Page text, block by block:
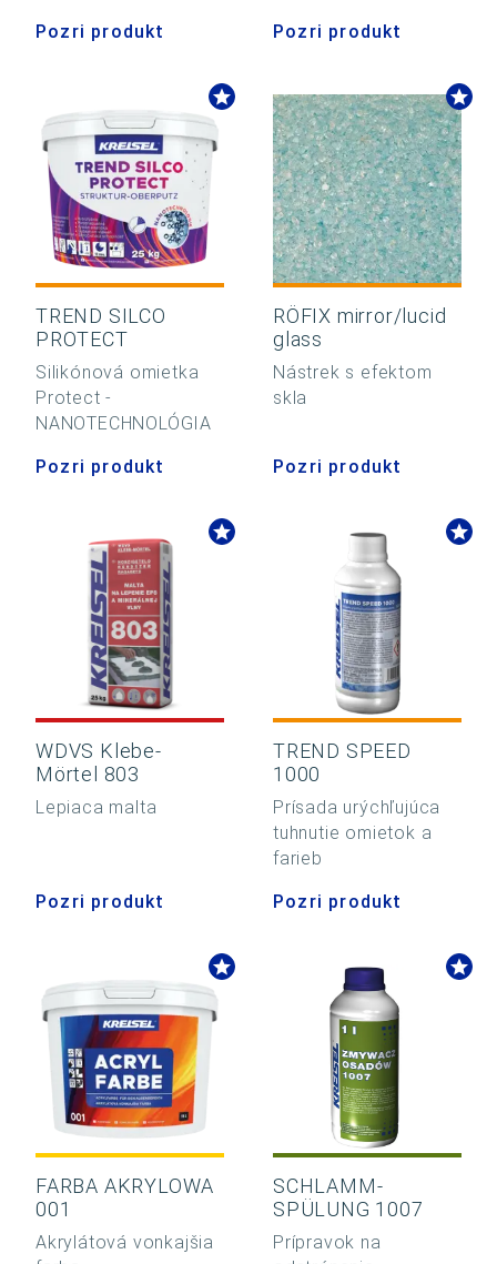
Pozri produkt Pozri produkt
TREND SILCO
PROTECT
Silikónová omietka
Protect -
NANOTECHNOLÓGIA
Pozri produkt
RÖFIX mirror/lucid
glass
Nástrek s efektom
skla
Pozri produkt
WDVS Klebe-
Mörtel 803
Lepiaca malta
Pozri produkt
TREND SPEED
1000
Prísada urýchľujúca
tuhnutie omietok a
farieb
Pozri produkt
FARBA AKRYLOWA
001
Akrylátová vonkajšia
SCHLAMM-
SPÜLUNG 1007
Prípravok na